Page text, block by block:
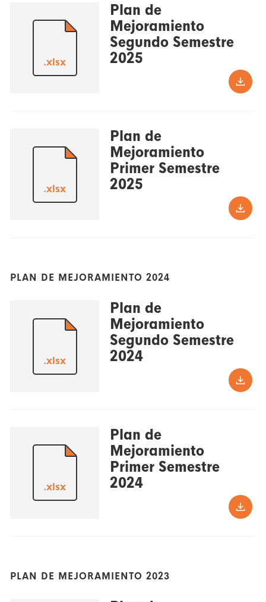
.xlsx
Plan de
Mejoramiento
Segundo Semestre
2025
.xlsx
Plan de
Mejoramiento
Primer Semestre
2025
PLAN DE MEJORAMIENTO 2024
.xlsx
Plan de
Mejoramiento
Segundo Semestre
2024
.xlsx
Plan de
Mejoramiento
Primer Semestre
2024
PLAN DE MEJORAMIENTO 2023